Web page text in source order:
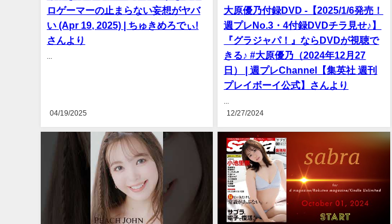
ロゲーマーの止まらない妄想がヤバ
い (Apr 19, 2025) | ちゅきめろでぃ!
さんより
04/19/2025
大原優乃付録DVD -【2025/1/6発売！
週プレNo.3・4付録DVDチラ見せ♪】
『グラジャパ！』ならDVDが視聴で
きる♪ #大原優乃（2024年12月27
日） | 週プレChannel【集英社 週刊
プレイボーイ公式】さんより
12/27/2024